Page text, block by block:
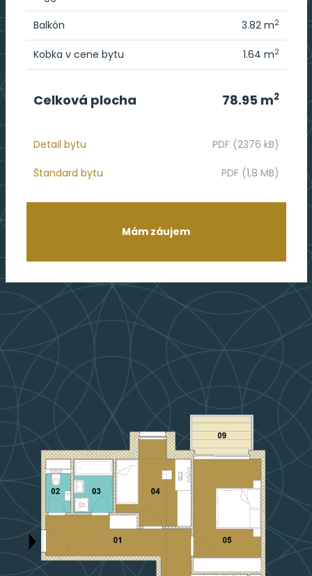
Balkón 3.82 m2
Kobka v cene bytu 1.64 m2
Celková plocha 78.95 m2
Detail bytu PDF (2376 kB)
Štandard bytu PDF (1,8 MB)
Mám záujem